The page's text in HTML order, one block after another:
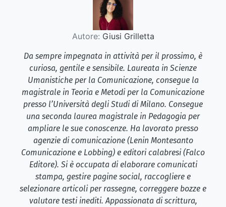
Autore: Giusi Grilletta
Da sempre impegnata in attività per il prossimo, è
curiosa, gentile e sensibile. Laureata in Scienze
Umanistiche per la Comunicazione, consegue la
magistrale in Teoria e Metodi per la Comunicazione
presso l’Università degli Studi di Milano. Consegue
una seconda laurea magistrale in Pedagogia per
ampliare le sue conoscenze. Ha lavorato presso
agenzie di comunicazione (Lenin Montesanto
Comunicazione e Lobbing) e editori calabresi (Falco
Editore). Si è occupata di elaborare comunicati
stampa, gestire pagine social, raccogliere e
selezionare articoli per rassegne, correggere bozze e
valutare testi inediti. Appassionata di scrittura,